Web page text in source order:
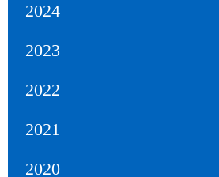
2024
2023
2022
2021
2020